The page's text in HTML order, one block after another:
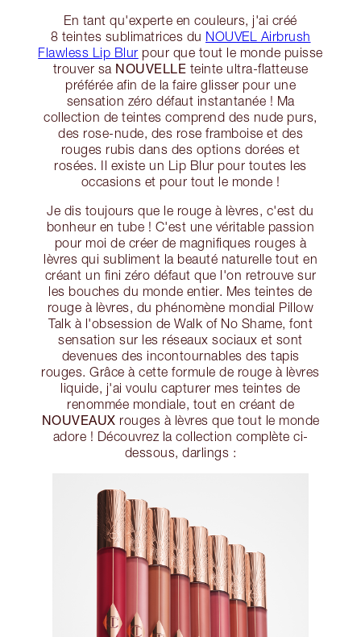
En tant qu'experte en couleurs, j'ai créé
8 teintes sublimatrices du NOUVEL Airbrush
Flawless Lip Blur pour que tout le monde puisse
trouver sa NOUVELLE teinte ultra-flatteuse
préférée afin de la faire glisser pour une
sensation zéro défaut instantanée ! Ma
collection de teintes comprend des nude purs,
des rose-nude, des rose framboise et des
rouges rubis dans des options dorées et
rosées. Il existe un Lip Blur pour toutes les
occasions et pour tout le monde !
Je dis toujours que le rouge à lèvres, c'est du
bonheur en tube ! C'est une véritable passion
pour moi de créer de magnifiques rouges à
lèvres qui subliment la beauté naturelle tout en
créant un fini zéro défaut que l'on retrouve sur
les bouches du monde entier. Mes teintes de
rouge à lèvres, du phénomène mondial Pillow
Talk à l'obsession de Walk of No Shame, font
sensation sur les réseaux sociaux et sont
devenues des incontournables des tapis
rouges. Grâce à cette formule de rouge à lèvres
liquide, j'ai voulu capturer mes teintes de
renommée mondiale, tout en créant de
NOUVEAUX rouges à lèvres que tout le monde
adore ! Découvrez la collection complète ci-
dessous, darlings :